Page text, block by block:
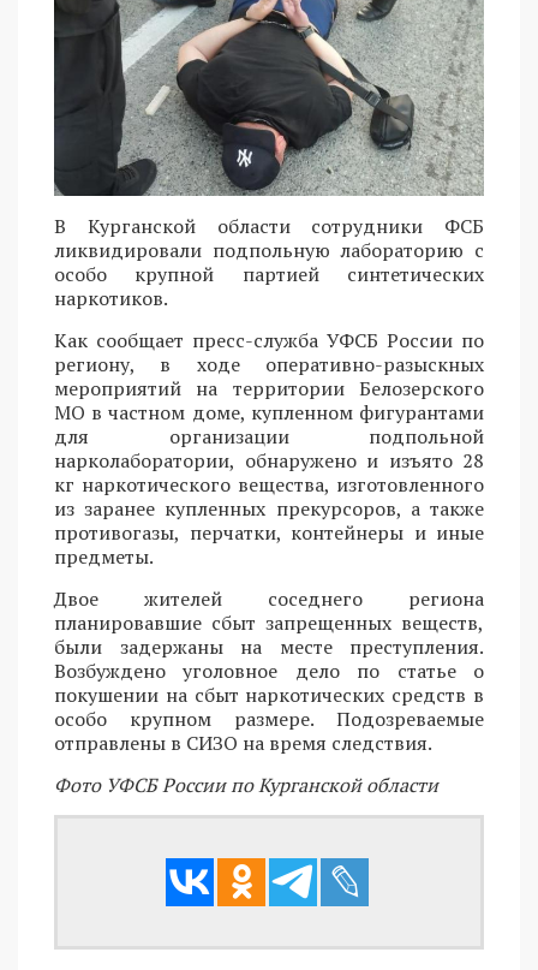
В Курганской области сотрудники ФСБ
ликвидировали подпольную лабораторию с
особо крупной партией синтетических
наркотиков.
Как сообщает пресс-служба УФСБ России по
региону, в ходе оперативно-разыскных
мероприятий на территории Белозерского
МО в частном доме, купленном фигурантами
для организации подпольной
нарколаборатории, обнаружено и изъято 28
кг наркотического вещества, изготовленного
из заранее купленных прекурсоров, а также
противогазы, перчатки, контейнеры и иные
предметы.
Двое жителей соседнего региона
планировавшие сбыт запрещенных веществ,
были задержаны на месте преступления.
Возбуждено уголовное дело по статье о
покушении на сбыт наркотических средств в
особо крупном размере. Подозреваемые
отправлены в СИЗО на время следствия.
Фото УФСБ России по Курганской области